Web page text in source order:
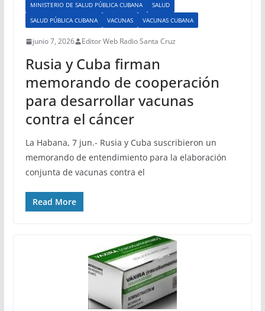
MINISTERIO DE SALUD PÚBLICA CUBANA
SALUD
SALUD PÚBLICA CUBANA
VACUNAS VACUNAS CUBANA
junio 7, 2026 Editor Web Radio Santa Cruz
Rusia y Cuba firman
memorando de cooperación
para desarrollar vacunas
contra el cáncer
La Habana, 7 jun.- Rusia y Cuba suscribieron un
memorando de entendimiento para la elaboración
conjunta de vacunas contra el
Read More